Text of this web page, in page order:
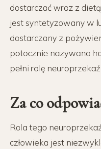
dostarczać wraz z
jest syntetyzowany w
dostarczany z
potocznie nazywana
pełni rolę
Za co
Rola tego
człowieka jest